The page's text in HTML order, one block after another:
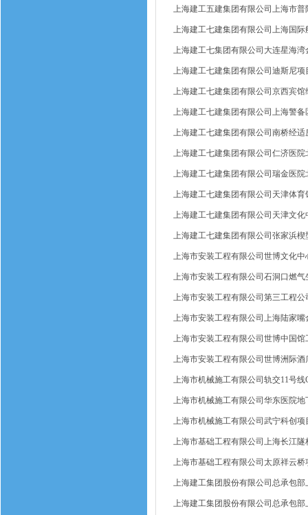
上海建工五建集团有限公司上海市
上海建工七建集团有限公司上海国
上海建工七集团有限公司大连星海
上海建工七建集团有限公司迪斯尼项
上海建工七建集团有限公司京西宾馆
上海建工七建集团有限公司上海警备
上海建工七建集团有限公司南桥经适
上海建工七建集团有限公司仁济医院
上海建工七建集团有限公司瑞金医
上海建工七建集团有限公司天津体
上海建工七建集团有限公司天津文
上海建工七建集团有限公司张家浜
上海市安装工程有限公司世博文化中
上海市安装工程有限公司石洞口燃
上海市安装工程有限公司第三工程公
上海市安装工程有限公司上海陆家
上海市安装工程有限公司世博中国馆
上海市安装工程有限公司世博洲际酒
上海市机械施工有限公司轨交11号线
上海市机械施工有限公司华东医院地
上海市机械施工有限公司武宁科创项
上海市基础工程有限公司上海长江隧
上海市基础工程有限公司太原祥云桥
上海建工集团股份有限公司总承包
上海建工集团股份有限公司总承包